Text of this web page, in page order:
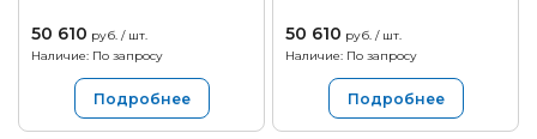
50 610 руб. / шт.
Наличие: По запросу
Подробнее
50 610 руб. / шт.
Наличие: По запросу
Подробнее